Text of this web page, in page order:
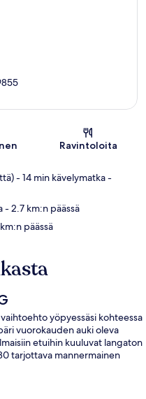
Ravintoloita
- 14 min kävelymatka-
- 2.7 km:n päässä
päässä
yöpyessäsi kohteessa
vuorokauden auki oleva
etuihin kuuluvat langaton
tarjottava mannermainen